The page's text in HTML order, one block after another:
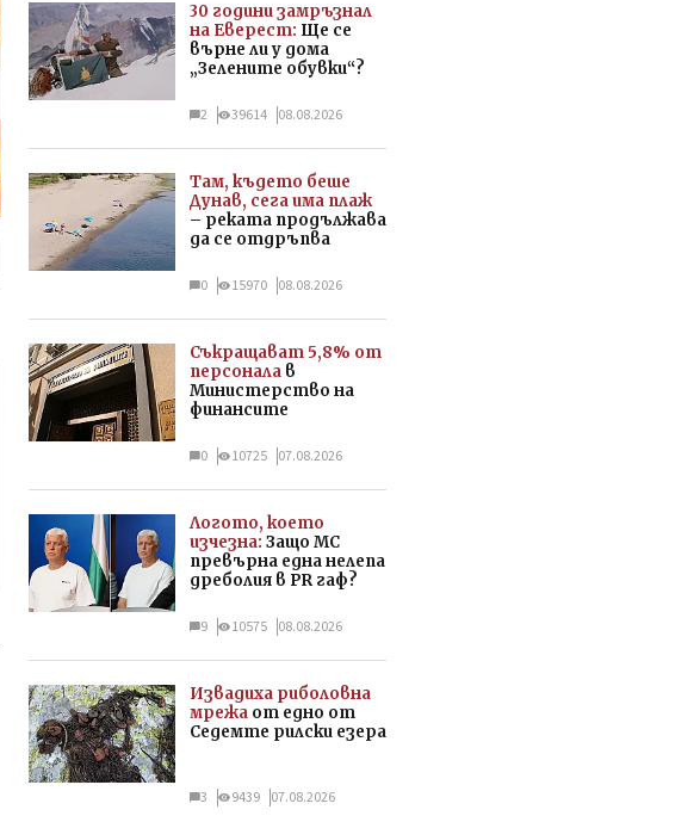
30 години замръзнал
на Еверест: Ще се
върне ли у дома
„Зелените обувки“?
2 39614 08.08.2026
Там, където беше
Дунав, сега има плаж
– реката продължава
да се отдръпва
0 15970 08.08.2026
Съкращават 5,8% от
персонала в
Министерство на
финансите
0 10725 07.08.2026
Логото, което
изчезна: Защо МС
превърна една нелепа
дреболия в PR гаф?
9 10575 08.08.2026
Извадиха риболовна
мрежа от едно от
Седемте рилски езера
3 9439 07.08.2026